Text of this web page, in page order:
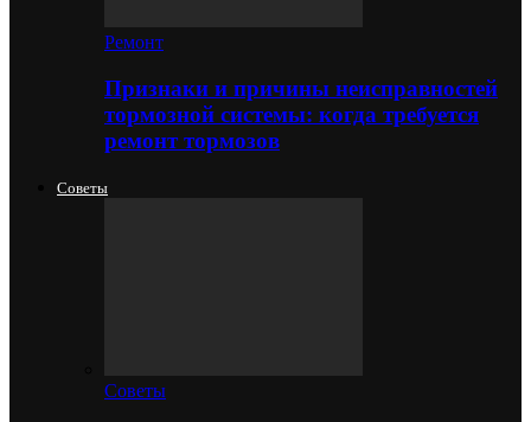
Ремонт
Признаки и причины неисправностей
тормозной системы: когда требуется
ремонт тормозов
Советы
Советы